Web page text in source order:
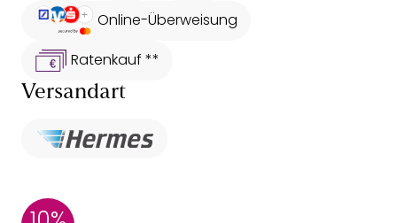
Online-Überweisung
Ratenkauf **
Versandart